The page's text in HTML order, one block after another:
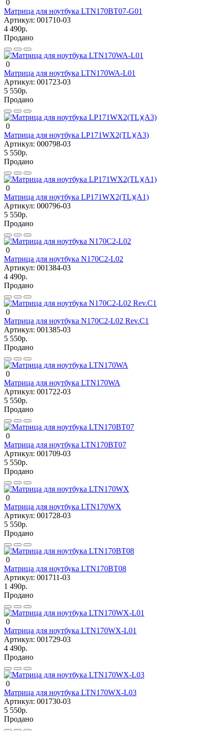
0
Матрица для ноутбука LTN170BT07-G01
Артикул: 001710-03
4 490р.
Продано
0
Матрица для ноутбука LTN170WA-L01
Артикул: 001723-03
5 550р.
Продано
0
Матрица для ноутбука LP171WX2(TL)(A3)
Артикул: 000798-03
5 550р.
Продано
0
Матрица для ноутбука LP171WX2(TL)(A1)
Артикул: 000796-03
5 550р.
Продано
0
Матрица для ноутбука N170C2-L02
Артикул: 001384-03
4 490р.
Продано
0
Матрица для ноутбука N170C2-L02 Rev.C1
Артикул: 001385-03
5 550р.
Продано
0
Матрица для ноутбука LTN170WA
Артикул: 001722-03
5 550р.
Продано
0
Матрица для ноутбука LTN170BT07
Артикул: 001709-03
5 550р.
Продано
0
Матрица для ноутбука LTN170WX
Артикул: 001728-03
5 550р.
Продано
0
Матрица для ноутбука LTN170BT08
Артикул: 001711-03
1 490р.
Продано
0
Матрица для ноутбука LTN170WX-L01
Артикул: 001729-03
4 490р.
Продано
0
Матрица для ноутбука LTN170WX-L03
Артикул: 001730-03
5 550р.
Продано